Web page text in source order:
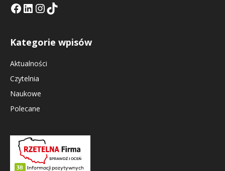
Facebook
LinkedIn
Tik Tok KEInstagramm KE
Kategorie wpisów
Aktualności
Czytelnia
Naukowe
Polecane